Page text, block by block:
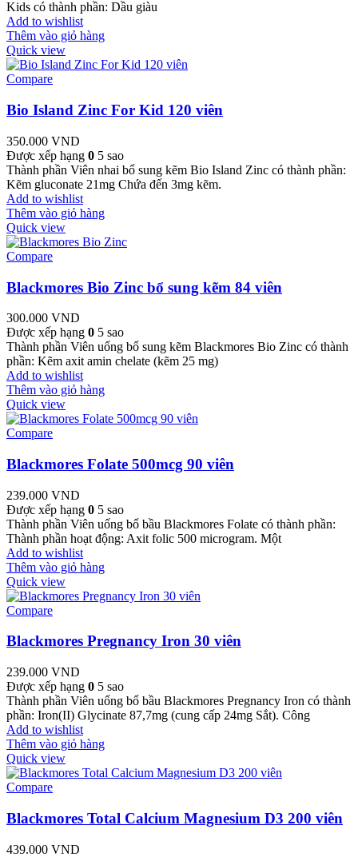
Kids có thành phần: Dầu giàu
Add to wishlist
Thêm vào giỏ hàng
Quick view
Compare
Bio Island Zinc For Kid 120 viên
350.000 VND
Được xếp hạng 0 5 sao
Thành phần Viên nhai bổ sung kẽm Bio Island Zinc có thành phần:
Kẽm gluconate 21mg Chứa đến 3mg kẽm.
Add to wishlist
Thêm vào giỏ hàng
Quick view
Compare
Blackmores Bio Zinc bổ sung kẽm 84 viên
300.000 VND
Được xếp hạng 0 5 sao
Thành phần Viên uống bổ sung kẽm Blackmores Bio Zinc có thành
phần: Kẽm axit amin chelate (kẽm 25 mg)
Add to wishlist
Thêm vào giỏ hàng
Quick view
Compare
Blackmores Folate 500mcg 90 viên
239.000 VND
Được xếp hạng 0 5 sao
Thành phần Viên uống bổ bầu Blackmores Folate có thành phần:
Thành phần hoạt động: Axit folic 500 microgram. Một
Add to wishlist
Thêm vào giỏ hàng
Quick view
Compare
Blackmores Pregnancy Iron 30 viên
239.000 VND
Được xếp hạng 0 5 sao
Thành phần Viên uống bổ bầu Blackmores Pregnancy Iron có thành
phần: Iron(II) Glycinate 87,7mg (cung cấp 24mg Sắt). Công
Add to wishlist
Thêm vào giỏ hàng
Quick view
Compare
Blackmores Total Calcium Magnesium D3 200 viên
439.000 VND